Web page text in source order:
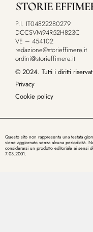
P.I. IT04822280279
DCCSVM94R52H823C
VE – 454102
redazione@storieffimere.it
ordini@storieffimere.it
© 2024. Tutti i diritti
Privacy
Cookie policy
Questo sito non rappresenta una testata
viene aggiornato senza alcuna periodicità.
considerarsi un prodotto editoriale ai sensi
7.03.2001.